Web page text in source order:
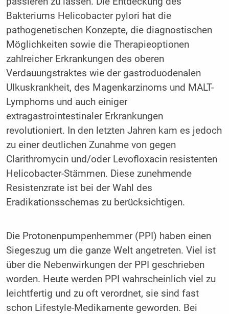
Bakteriums Helicobacter pylori hat die
pathogenetischen Konzepte, die diagnostischen
Möglichkeiten sowie die Therapieoptionen
zahlreicher Erkrankungen des oberen
Verdauungstraktes wie der gastroduodenalen
Ulkuskrankheit, des Magenkarzinoms und MALT-
Lymphoms und auch einiger
extragastrointestinaler Erkrankungen
revolutioniert. In den letzten Jahren kam es jedoch
zu einer deutlichen Zunahme von gegen
Clarithromycin und/oder Levofloxacin resistenten
Helicobacter-Stämmen. Diese zunehmende
Resistenzrate ist bei der Wahl des
Eradikationsschemas zu berücksichtigen.
Die Protonenpumpenhemmer (PPI) haben einen
Siegeszug um die ganze Welt angetreten. Viel ist
über die Nebenwirkungen der PPI geschrieben
worden. Heute werden PPI wahrscheinlich viel zu
leichtfertig und zu oft verordnet, sie sind fast
schon Lifestyle-Medikamente geworden. Bei